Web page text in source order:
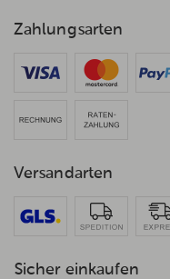
Zahlungsarten
Versandarten
Sicher einkaufen